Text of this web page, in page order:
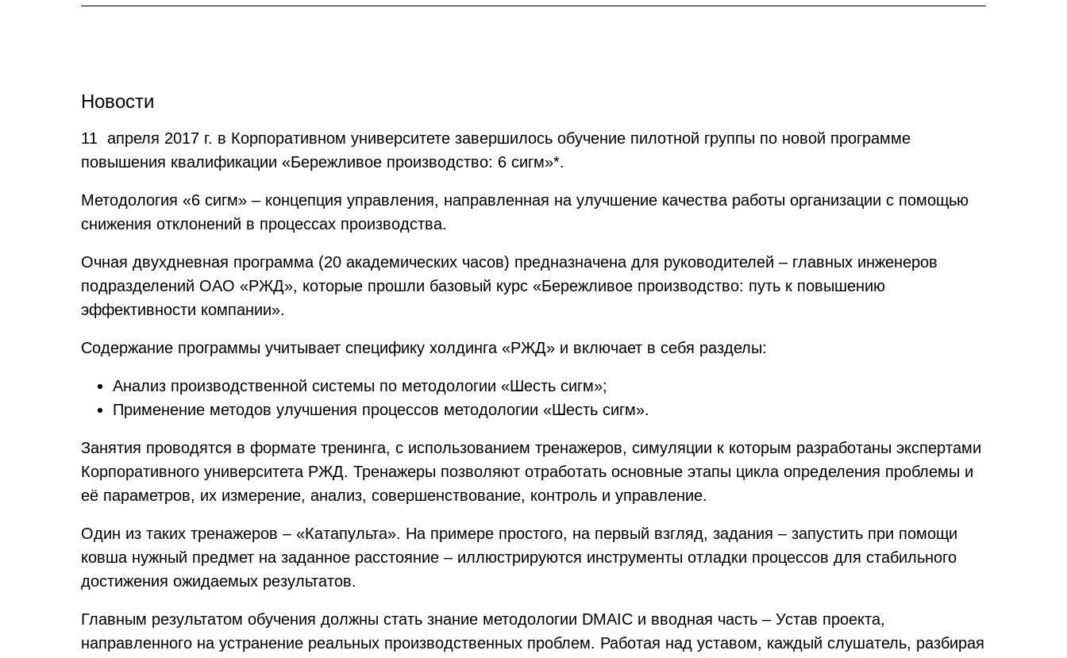
Новости
11 апреля 2017 г. в Корпоративном университете завершилось обучение пилотной группы по новой программе
повышения квалификации «Бережливое производство: 6 сигм»*.
Методология «6 сигм» – концепция управления, направленная на улучшение качества работы организации с помощью
снижения отклонений в процессах производства.
Очная двухдневная программа (20 академических часов) предназначена для руководителей – главных инженеров
подразделений ОАО «РЖД», которые прошли базовый курс «Бережливое производство: путь к повышению
эффективности компании».
Содержание программы учитывает специфику холдинга «РЖД» и включает в себя разделы:
Анализ производственной системы по методологии «Шесть сигм»;
Применение методов улучшения процессов методологии «Шесть сигм».
Занятия проводятся в формате тренинга, с использованием тренажеров, симуляции к которым разработаны экспертами
Корпоративного университета РЖД. Тренажеры позволяют отработать основные этапы цикла определения проблемы и
её параметров, их измерение, анализ, совершенствование, контроль и управление.
Один из таких тренажеров – «Катапульта». На примере простого, на первый взгляд, задания – запустить при помощи
ковша нужный предмет на заданное расстояние – иллюстрируются инструменты отладки процессов для стабильного
достижения ожидаемых результатов.
Главным результатом обучения должны стать знание методологии DMAIC и вводная часть – Устав проекта,
направленного на устранение реальных производственных проблем. Работая над уставом, каждый слушатель, разбирая